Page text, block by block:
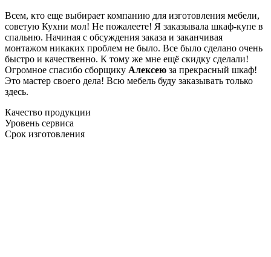
Всем, кто еще выбирает компанию для изготовления мебели,
советую Кухни мол! Не пожалеете! Я заказывала шкаф-купе в
спальню. Начиная с обсуждения заказа и заканчивая
монтажом никаких проблем не было. Все было сделано очень
быстро и качественно. К тому же мне ещё скидку сделали!
Огромное спасибо сборщику Алексею за прекрасный шкаф!
Это мастер своего дела! Всю мебель буду заказывать только
здесь.
Качество продукции
Уровень сервиса
Срок изготовления